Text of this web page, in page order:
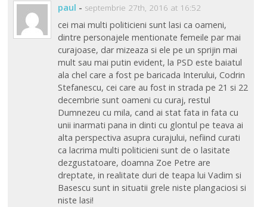
paul - septembrie 27th, 2016 at 16:52
cei mai multi politicieni sunt lasi ca oameni,
dintre personajele mentionate femeile par mai
curajoase, dar mizeaza si ele pe un sprijin mai
mult sau mai putin evident, la PSD este baiatul
ala chel care a fost pe baricada Interului, Codrin
Stefanescu, cei care au fost in strada pe 21 si 22
decembrie sunt oameni cu curaj, restul
Dumnezeu cu mila, cand ai stat fata in fata cu
unii inarmati pana in dinti cu glontul pe teava ai
alta perspectiva asupra curajului, nefiind curati
ca lacrima multi politicieni sunt de o lasitate
dezgustatoare, doamna Zoe Petre are
dreptate, in realitate duri de teapa lui Vadim si
Basescu sunt in situatii grele niste plangaciosi si
niste lasi!